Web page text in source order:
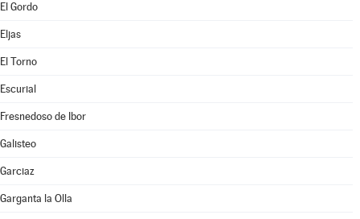
El Gordo
Eljas
El Torno
Escurial
Fresnedoso de Ibor
Galisteo
Garciaz
Garganta la Olla